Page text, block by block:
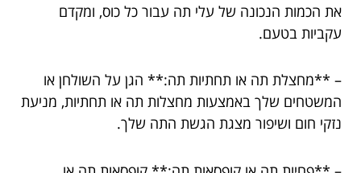
את הכמות הנכונה של עלי תה עבור כל כוס, ומקדם
עקביות בטעם.
– **מחצלת תה או תחתיות תה:** הגן על השולחן או
המשטחים שלך באמצעות מחצלות תה או תחתיות, מניעת
נזקי חום ושיפור מצגת הגשת התה שלך.